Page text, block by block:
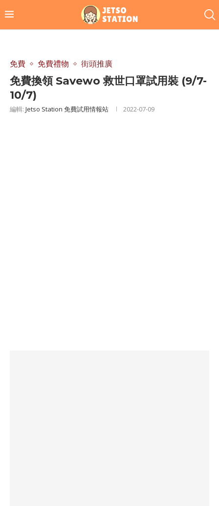
免費 免費禮物 街頭推廣
免費換領 Savewo 救世口罩試用裝 (9/7-
10/7)
編輯: Jetso Station 免費試用情報站 2022-07-09